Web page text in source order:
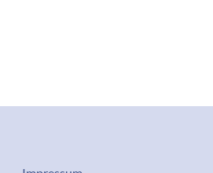
Datenschutz-Impressum